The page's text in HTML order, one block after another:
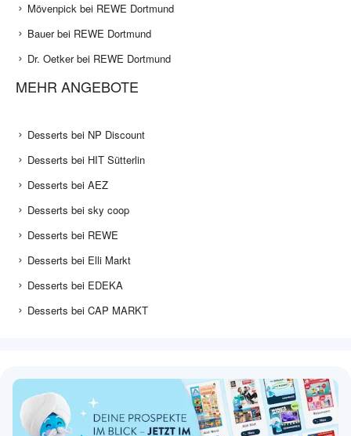
Mövenpick bei REWE Dortmund
Bauer bei REWE Dortmund
Dr. Oetker bei REWE Dortmund
MEHR ANGEBOTE
Desserts bei NP Discount
Desserts bei HIT Sütterlin
Desserts bei AEZ
Desserts bei sky coop
Desserts bei REWE
Desserts bei Elli Markt
Desserts bei EDEKA
Desserts bei CAP MARKT